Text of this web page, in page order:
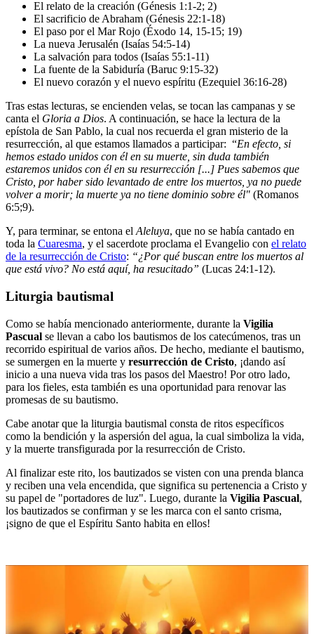
El relato de la creación (Génesis 1:1-2; 2)
El sacrificio de Abraham (Génesis 22:1-18)
El paso por el Mar Rojo (Éxodo 14, 15-15; 19)
La nueva Jerusalén (Isaías 54:5-14)
La salvación para todos (Isaías 55:1-11)
La fuente de la Sabiduría (Baruc 9:15-32)
El nuevo corazón y el nuevo espíritu (Ezequiel 36:16-28)
Tras estas lecturas, se encienden velas, se tocan las campanas y se
canta el Gloria a Dios. A continuación, se hace la lectura de la
epístola de San Pablo, la cual nos recuerda el gran misterio de la
resurrección, al que estamos llamados a participar: “En efecto, si
hemos estado unidos con él en su muerte, sin duda también
estaremos unidos con él en su resurrección [...] Pues sabemos que
Cristo, por haber sido levantado de entre los muertos, ya no puede
volver a morir; la muerte ya no tiene dominio sobre él" (Romanos
6:5;9).
Y, para terminar, se entona el Aleluya, que no se había cantado en
toda la Cuaresma, y el sacerdote proclama el Evangelio con el relato
de la resurrección de Cristo: “¿Por qué buscan entre los muertos al
que está vivo? No está aquí, ha resucitado” (Lucas 24:1-12).
Liturgia bautismal
Como se había mencionado anteriormente, durante la Vigilia
Pascual se llevan a cabo los bautismos de los catecúmenos, tras un
recorrido espiritual de varios años. De hecho, mediante el bautismo,
se sumergen en la muerte y resurrección de Cristo, ¡dando así
inicio a una nueva vida tras los pasos del Maestro! Por otro lado,
para los fieles, esta también es una oportunidad para renovar las
promesas de su bautismo.
Cabe anotar que la liturgia bautismal consta de ritos específicos
como la bendición y la aspersión del agua, la cual simboliza la vida,
y la muerte transfigurada por la resurrección de Cristo.
Al finalizar este rito, los bautizados se visten con una prenda blanca
y reciben una vela encendida, que significa su pertenencia a Cristo y
su papel de "portadores de luz". Luego, durante la Vigilia Pascual,
los bautizados se confirman y se les marca con el santo crisma,
¡signo de que el Espíritu Santo habita en ellos!